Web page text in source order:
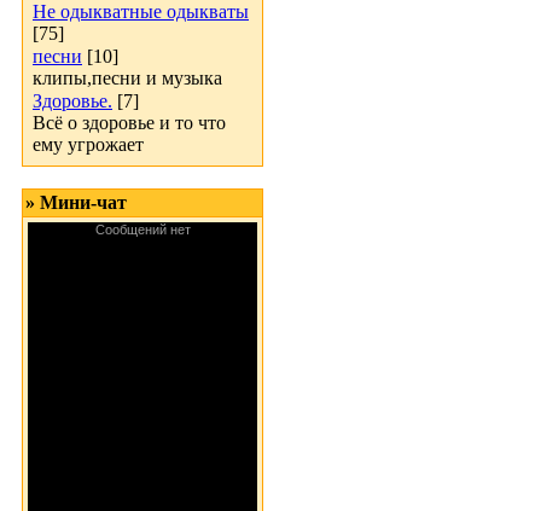
Не одыкватные одыкваты
[75]
песни [10]
клипы,песни и музыка
Здоровье. [7]
Всё о здоровье и то что
ему угрожает
» Мини-чат